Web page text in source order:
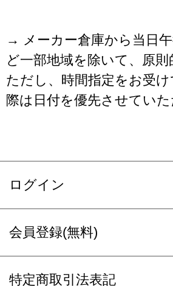
→ メーカー倉庫から当日
ど一部地域を除いて、原
ただし、時間指定をお受
際は日付を優先させていた
ログイン
会員登録(無料)
特定商取引法表記